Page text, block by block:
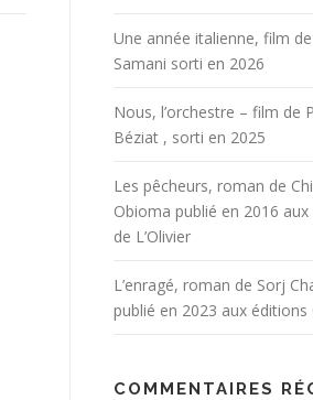
Une année italienne, film
Samani sorti en 2026
Nous, l’orchestre – film de
Béziat , sorti en 2025
Les pêcheurs, roman de
Obioma publié en 2016
de L’Olivier
L’enragé, roman de Sorj
publié en 2023 aux éditions
COMMENTAIRES